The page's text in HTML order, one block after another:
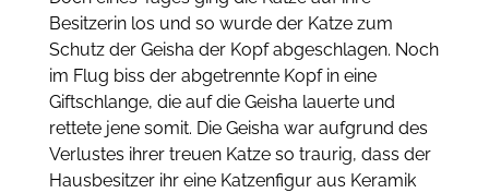
Besitzerin los und so wurde der Katze zum
Schutz der Geisha der Kopf abgeschlagen. Noch
im Flug biss der abgetrennte Kopf in eine
Giftschlange, die auf die Geisha lauerte und
rettete jene somit. Die Geisha war aufgrund des
Verlustes ihrer treuen Katze so traurig, dass der
Hausbesitzer ihr eine Katzenfigur aus Keramik